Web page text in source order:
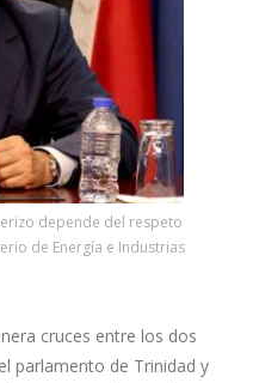
depende del respeto
de Energía e Industrias
cruces entre los dos
parlamento de Trinidad y